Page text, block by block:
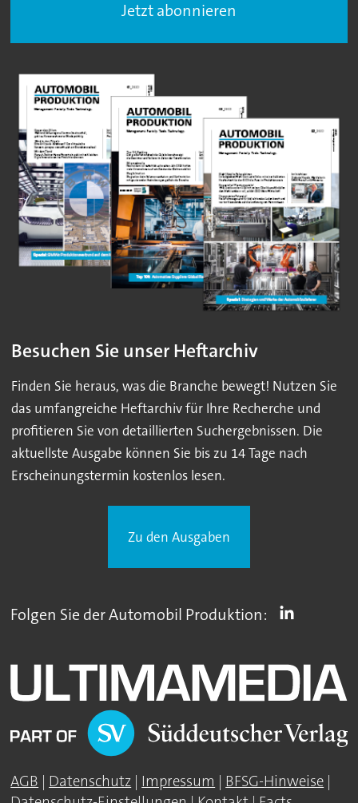
Jetzt abonnieren
Besuchen Sie unser Heftarchiv
Finden Sie heraus, was die Branche bewegt! Nutzen Sie
das umfangreiche Heftarchiv für Ihre Recherche und
profitieren Sie von detaillierten Suchergebnissen. Die
aktuellste Ausgabe können Sie bis zu 14 Tage nach
Erscheinungstermin kostenlos lesen.
Zu den Ausgaben
Folgen Sie der Automobil Produktion:
AGB Datenschutz Impressum BFSG-Hinweise